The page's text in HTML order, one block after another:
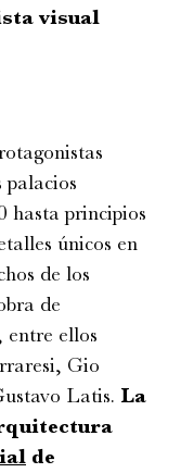
visual
palacios
hasta principios
únicos en
de los
de
entre ellos
Gio
Latis. La
de